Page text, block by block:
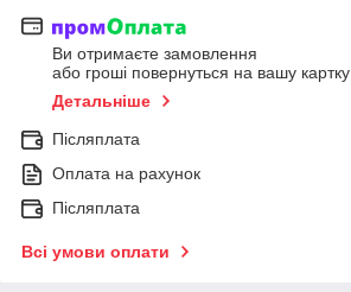
Ви отримаєте замовлення
або гроші повернуться на вашу картку
Детальніше
Післяплата
Оплата на рахунок
Післяплата
Всі умови оплати